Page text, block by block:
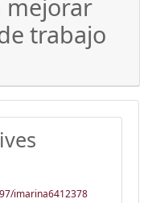
mejorar
trabajo
imarina6412378